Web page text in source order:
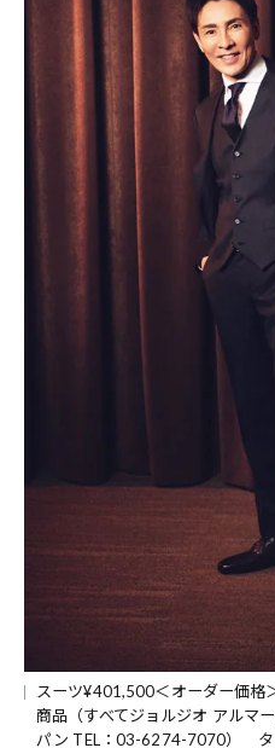
スーツ¥401,500＜オーダー価格
商品（すべてジョルジオ アルマ
パン TEL：03-6274-7070） タ